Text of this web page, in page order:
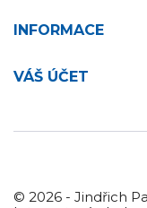
INFORMACE
VÁŠ ÚČET
© 2026 - Jindřich